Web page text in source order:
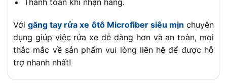
Vớigăng tay rửa xe ôtô Microfiber siêu mịn chuyên
dụng giúp việc rửa xe dễ dàng hơn và an toàn, mọi
thắc mắc về sản phẩm vui lòng liên hệ để được hỗ
trợ nhanh nhất!